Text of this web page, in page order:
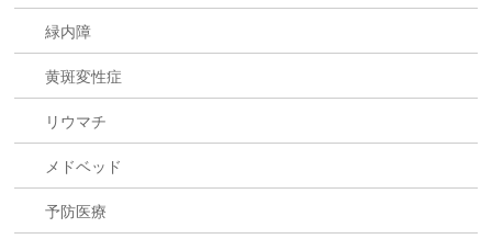
緑内障
黄斑変性症
リウマチ
メドベッド
予防医療